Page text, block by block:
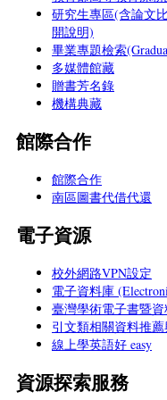
研究生專區(含論文
開說明)
畢業專題檢索
多媒體館藏
贈書芳名錄
機構典藏
館際合作
館際合作
南區圖書代借代還
電子資源
校外網路VPN設定
電子資料庫
臺灣學術電子書暨
引文類相關資料推
線上學英語好 easy
資源探索服務